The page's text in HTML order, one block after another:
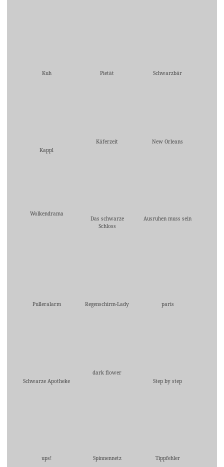
Kuh Pietät Schwarzbär
Kappl
Käferzeit New Orleans
Wolkendrama
Das schwarze
Schloss
Ausruhen muss sein
Pulleralarm Regenschirm-Lady paris
Schwarze Apotheke
dark flower
Step by step
ups! Spinnennetz Tippfehler